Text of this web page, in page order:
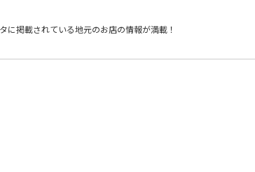
に掲載されている地元のお店の情報が満載！